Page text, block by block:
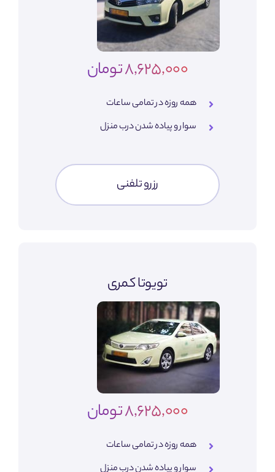
8,625,000 تومان
همه روزه در تمامی ساعات
سوار و پیاده شدن درب منزل
رزرو تلفنی
تویوتا کمری
8,625,000 تومان
همه روزه در تمامی ساعات
سوار و پیاده شدن درب منزل